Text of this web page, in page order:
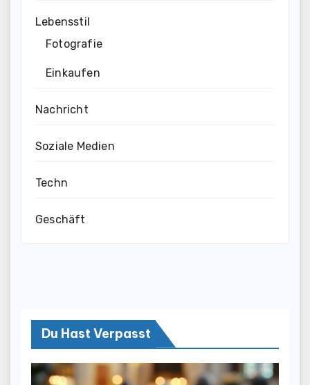
Lebensstil
Fotografie
Einkaufen
Nachricht
Soziale Medien
Techn
Geschäft
Du Hast Verpasst